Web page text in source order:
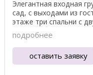
Элегантная входная
сад, с выходами из
этаже три спальни с
подробнее
оставить заявку